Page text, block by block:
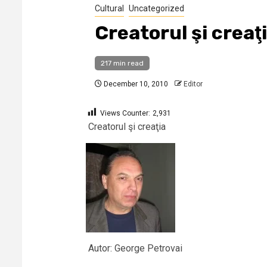
Cultural Uncategorized
Creatorul şi
217 min read
December 10, 2010 Editor
Views Counter: 2,931
Creatorul şi creaţia
Autor: George Petrovai